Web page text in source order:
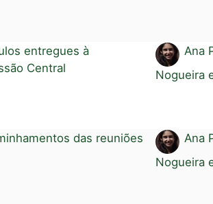
entregues à
Central
Ana
Nogueira
das reuniões
Ana
Nogueira